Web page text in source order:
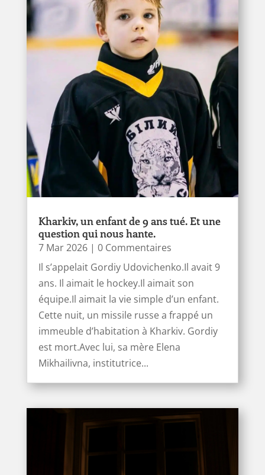
Kharkiv, un enfant de 9 ans tué. Et une
question qui nous hante.
7 Mar 2026| 0 Commentaires
Il s’appelait Gordiy Udovichenko.Il avait 9
ans. Il aimait le hockey.Il aimait son
équipe.Il aimait la vie simple d’un enfant.
Cette nuit, un missile russe a frappé un
immeuble d’habitation à Kharkiv. Gordiy
est mort.Avec lui, sa mère Elena
Mikhailivna, institutrice...